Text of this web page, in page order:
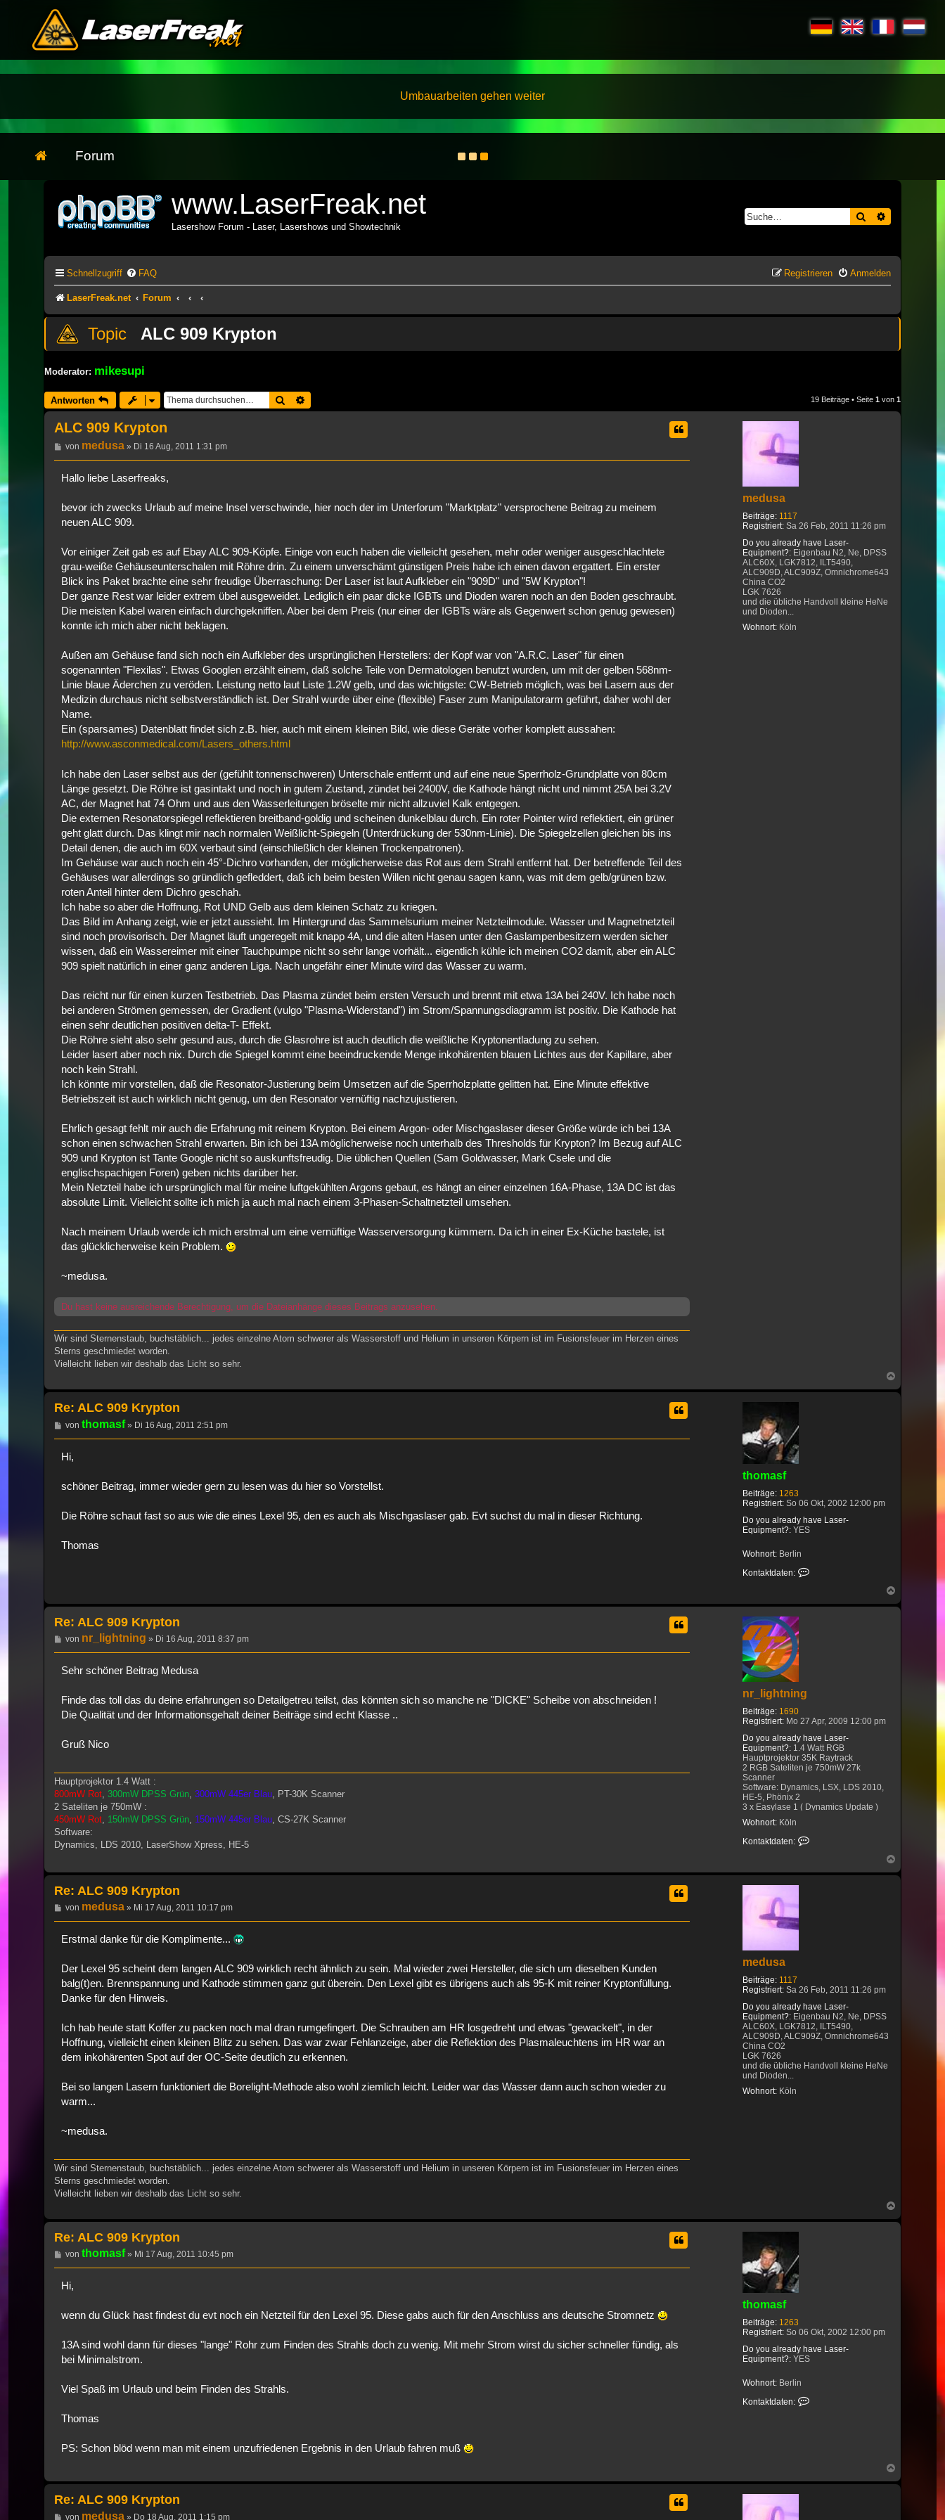
Umbauarbeiten gehen weiter
Forum
www.LaserFreak.net
Lasershow Forum - Laser, Lasershows und Showtechnik
Suche
Schnellzugriff FAQ Anmelden
Registrieren
LaserFreak.net Forum
ALC 909 Krypton
Moderator: mikesupi
Antworten Suche 19 Beiträge • Seite 1 von 1
medusa
Beiträge: 1117
Registriert: Sa 26 Feb, 2011 11:26 pm
Do you already have Laser-
Equipment?: Eigenbau N2, Ne, DPSS
ALC60X, LGK7812, ILT5490,
ALC909D, ALC909Z, Omnichrome643
China CO2
LGK 7626
und die übliche Handvoll kleine HeNe
und Dioden...
Wohnort: Köln
ALC 909 Krypton
Beitrag
von medusa» Di 16 Aug, 2011 1:31 pm
Hallo liebe Laserfreaks,
bevor ich zwecks Urlaub auf meine Insel verschwinde, hier noch der im Unterforum "Marktplatz" versprochene Beitrag zu meinem
neuen ALC 909.
Vor einiger Zeit gab es auf Ebay ALC 909-Köpfe. Einige von euch haben die vielleicht gesehen, mehr oder weniger ausgeschlachtete
grau-weiße Gehäuseunterschalen mit Röhre drin. Zu einem unverschämt günstigen Preis habe ich einen davon ergattert. Ein erster
Blick ins Paket brachte eine sehr freudige Überraschung: Der Laser ist laut Aufkleber ein "909D" und "5W Krypton"!
Der ganze Rest war leider extrem übel ausgeweidet. Lediglich ein paar dicke IGBTs und Dioden waren noch an den Boden geschraubt.
Die meisten Kabel waren einfach durchgekniffen. Aber bei dem Preis (nur einer der IGBTs wäre als Gegenwert schon genug gewesen)
konnte ich mich aber nicht beklagen.
Außen am Gehäuse fand sich noch ein Aufkleber des ursprünglichen Herstellers: der Kopf war von "A.R.C. Laser" für einen
sogenannten "Flexilas". Etwas Googlen erzählt einem, daß solche Teile von Dermatologen benutzt wurden, um mit der gelben 568nm-
Linie blaue Äderchen zu veröden. Leistung netto laut Liste 1.2W gelb, und das wichtigste: CW-Betrieb möglich, was bei Lasern aus der
Medizin durchaus nicht selbstverständlich ist. Der Strahl wurde über eine (flexible) Faser zum Manipulatorarm geführt, daher wohl der
Name.
Ein (sparsames) Datenblatt findet sich z.B. hier, auch mit einem kleinen Bild, wie diese Geräte vorher komplett aussahen:
http://www.asconmedical.com/Lasers_others.html
Ich habe den Laser selbst aus der (gefühlt tonnenschweren) Unterschale entfernt und auf eine neue Sperrholz-Grundplatte von 80cm
Länge gesetzt. Die Röhre ist gasintakt und noch in gutem Zustand, zündet bei 2400V, die Kathode hängt nicht und nimmt 25A bei 3.2V
AC, der Magnet hat 74 Ohm und aus den Wasserleitungen bröselte mir nicht allzuviel Kalk entgegen.
Die externen Resonatorspiegel reflektieren breitband-goldig und scheinen dunkelblau durch. Ein roter Pointer wird reflektiert, ein grüner
geht glatt durch. Das klingt mir nach normalen Weißlicht-Spiegeln (Unterdrückung der 530nm-Linie). Die Spiegelzellen gleichen bis ins
Detail denen, die auch im 60X verbaut sind (einschließlich der kleinen Trockenpatronen).
Im Gehäuse war auch noch ein 45°-Dichro vorhanden, der möglicherweise das Rot aus dem Strahl entfernt hat. Der betreffende Teil des
Gehäuses war allerdings so gründlich gefleddert, daß ich beim besten Willen nicht genau sagen kann, was mit dem gelb/grünen bzw.
roten Anteil hinter dem Dichro geschah.
Ich habe so aber die Hoffnung, Rot UND Gelb aus dem kleinen Schatz zu kriegen.
Das Bild im Anhang zeigt, wie er jetzt aussieht. Im Hintergrund das Sammelsurium meiner Netzteilmodule. Wasser und Magnetnetzteil
sind noch provisorisch. Der Magnet läuft ungeregelt mit knapp 4A, und die alten Hasen unter den Gaslampenbesitzern werden sicher
wissen, daß ein Wassereimer mit einer Tauchpumpe nicht so sehr lange vorhält... eigentlich kühle ich meinen CO2 damit, aber ein ALC
909 spielt natürlich in einer ganz anderen Liga. Nach ungefähr einer Minute wird das Wasser zu warm.
Das reicht nur für einen kurzen Testbetrieb. Das Plasma zündet beim ersten Versuch und brennt mit etwa 13A bei 240V. Ich habe noch
bei anderen Strömen gemessen, der Gradient (vulgo "Plasma-Widerstand") im Strom/Spannungsdiagramm ist positiv. Die Kathode hat
einen sehr deutlichen positiven delta-T- Effekt.
Die Röhre sieht also sehr gesund aus, durch die Glasrohre ist auch deutlich die weißliche Kryptonentladung zu sehen.
Leider lasert aber noch nix. Durch die Spiegel kommt eine beeindruckende Menge inkohärenten blauen Lichtes aus der Kapillare, aber
noch kein Strahl.
Ich könnte mir vorstellen, daß die Resonator-Justierung beim Umsetzen auf die Sperrholzplatte gelitten hat. Eine Minute effektive
Betriebszeit ist auch wirklich nicht genug, um den Resonator vernüftig nachzujustieren.
Ehrlich gesagt fehlt mir auch die Erfahrung mit reinem Krypton. Bei einem Argon- oder Mischgaslaser dieser Größe würde ich bei 13A
schon einen schwachen Strahl erwarten. Bin ich bei 13A möglicherweise noch unterhalb des Thresholds für Krypton? Im Bezug auf ALC
909 und Krypton ist Tante Google nicht so auskunftsfreudig. Die üblichen Quellen (Sam Goldwasser, Mark Csele und die
englischspachigen Foren) geben nichts darüber her.
Mein Netzteil habe ich ursprünglich mal für meine luftgekühlten Argons gebaut, es hängt an einer einzelnen 16A-Phase, 13A DC ist das
absolute Limit. Vielleicht sollte ich mich ja auch mal nach einem 3-Phasen-Schaltnetzteil umsehen.
Nach meinem Urlaub werde ich mich erstmal um eine vernüftige Wasserversorgung kümmern. Da ich in einer Ex-Küche bastele, ist
das glücklicherweise kein Problem.
~medusa.
Du hast keine ausreichende Berechtigung, um die Dateianhänge dieses Beitrags anzusehen.
Wir sind Sternenstaub, buchstäblich... jedes einzelne Atom schwerer als Wasserstoff und Helium in unseren Körpern ist im Fusionsfeuer im Herzen eines
Sterns geschmiedet worden.
Vielleicht lieben wir deshalb das Licht so sehr.
oben
thomasf
Beiträge: 1263
Registriert: So 06 Okt, 2002 12:00 pm
Do you already have Laser-
Equipment?: YES
Wohnort: Berlin
Kontaktdaten:
Re: ALC 909 Krypton
Beitrag
von thomasf» Di 16 Aug, 2011 2:51 pm
Hi,
schöner Beitrag, immer wieder gern zu lesen was du hier so Vorstellst.
Die Röhre schaut fast so aus wie die eines Lexel 95, den es auch als Mischgaslaser gab. Evt suchst du mal in dieser Richtung.
Thomas
oben
nr_lightning
Beiträge: 1690
Registriert: Mo 27 Apr, 2009 12:00 pm
Do you already have Laser-
Equipment?: 1.4 Watt RGB
Hauptprojektor 35K Raytrack
2 RGB Sateliten je 750mW 27k
Scanner
Software: Dynamics, LSX, LDS 2010,
HE-5, Phönix 2
3 x Easylase 1 ( Dynamics Update )
Wohnort: Köln
Kontaktdaten:
Re: ALC 909 Krypton
Beitrag
von nr_lightning » Di 16 Aug, 2011 8:37 pm
Sehr schöner Beitrag Medusa
Finde das toll das du deine erfahrungen so Detailgetreu teilst, das könnten sich so manche ne "DICKE" Scheibe von abschneiden !
Die Qualität und der Informationsgehalt deiner Beiträge sind echt Klasse ..
Gruß Nico
Hauptprojektor 1.4 Watt :
800mW Rot 300mW DPSS Grün 300mW 445er Blau , PT-30K Scanner
2 Sateliten je 750mW :
450mW Rot 150mW DPSS Grün 150mW 445er Blau , CS-27K Scanner
Software:
Dynamics, LDS 2010, LaserShow Xpress, HE-5
oben
medusa
Beiträge: 1117
Registriert: Sa 26 Feb, 2011 11:26 pm
Do you already have Laser-
Equipment?: Eigenbau N2, Ne, DPSS
ALC60X, LGK7812, ILT5490,
ALC909D, ALC909Z, Omnichrome643
China CO2
LGK 7626
und die übliche Handvoll kleine HeNe
und Dioden...
Wohnort: Köln
Re: ALC 909 Krypton
Beitrag
von medusa» Mi 17 Aug, 2011 10:17 pm
Erstmal danke für die Komplimente...
Der Lexel 95 scheint dem langen ALC 909 wirklich recht ähnlich zu sein. Mal wieder zwei Hersteller, die sich um dieselben Kunden
balg(t)en. Brennspannung und Kathode stimmen ganz gut überein. Den Lexel gibt es übrigens auch als 95-K mit reiner Kryptonfüllung.
Danke für den Hinweis.
Ich hab heute statt Koffer zu packen noch mal dran rumgefingert. Die Schrauben am HR losgedreht und etwas "gewackelt", in der
Hoffnung, vielleicht einen kleinen Blitz zu sehen. Das war zwar Fehlanzeige, aber die Reflektion des Plasmaleuchtens im HR war an
dem inkohärenten Spot auf der OC-Seite deutlich zu erkennen.
Bei so langen Lasern funktioniert die Borelight-Methode also wohl ziemlich leicht. Leider war das Wasser dann auch schon wieder zu
warm...
~medusa.
Wir sind Sternenstaub, buchstäblich... jedes einzelne Atom schwerer als Wasserstoff und Helium in unseren Körpern ist im Fusionsfeuer im Herzen eines
Sterns geschmiedet worden.
Vielleicht lieben wir deshalb das Licht so sehr.
oben
thomasf
Beiträge: 1263
Registriert: So 06 Okt, 2002 12:00 pm
Do you already have Laser-
Equipment?: YES
Wohnort: Berlin
Kontaktdaten:
Re: ALC 909 Krypton
Beitrag
von thomasf» Mi 17 Aug, 2011 10:45 pm
Hi,
wenn du Glück hast findest du evt noch ein Netzteil für den Lexel 95. Diese gabs auch für den Anschluss ans deutsche Stromnetz
13A sind wohl dann für dieses "lange" Rohr zum Finden des Strahls doch zu wenig. Mit mehr Strom wirst du sicher schneller fündig, als
bei Minimalstrom.
Viel Spaß im Urlaub und beim Finden des Strahls.
Thomas
PS: Schon blöd wenn man mit einem unzufriedenen Ergebnis in den Urlaub fahren muß
oben
Re: ALC 909 Krypton
Beitrag
von medusa» Do 18 Aug, 2011 1:15 pm